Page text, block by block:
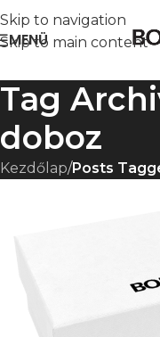
Skip to navigation
Skip to main content
MENÜ
Tag
doboz
Kezdőlap/Posts